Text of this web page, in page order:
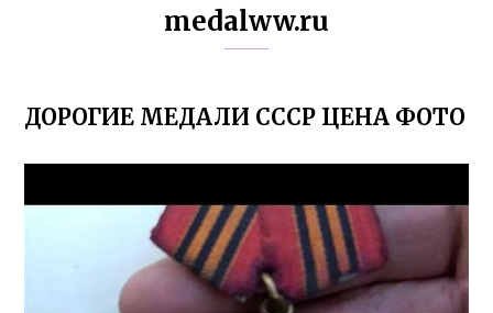
medalww.ru
ДОРОГИЕ МЕДАЛИ СССР ЦЕНА ФОТО